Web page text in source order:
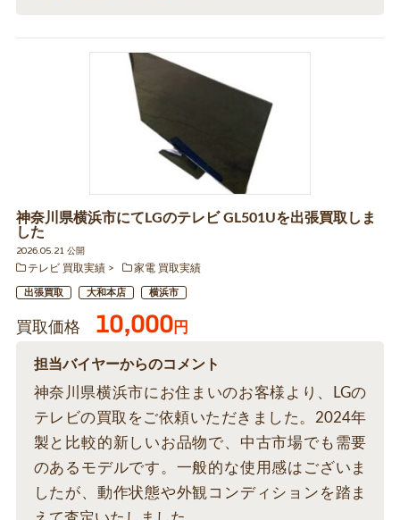
神奈川県横浜市にてLGのテレビ GL501Uを出張買取しま
した
2026.05.21 公開
テレビ 買取実績
家電 買取実績
出張買取 大和本店 横浜市
買取価格 10,000円
担当バイヤーからのコメント
神奈川県横浜市にお住まいのお客様より、LGの
テレビの買取をご依頼いただきました。2024年
製と比較的新しいお品物で、中古市場でも需要
のあるモデルです。一般的な使用感はございま
したが、動作状態や外観コンディションを踏ま